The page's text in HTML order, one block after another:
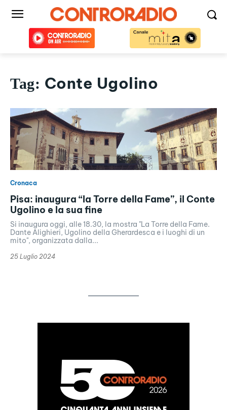
Tag: Conte Ugolino
Cronaca
Pisa: inaugura “la Torre della Fame”, il Conte
Ugolino e la sua fine
Si inaugura oggi, alle 18.30, la mostra "La Torre della Fame.
Dante Alighieri, Ugolino della Gherardesca e i luoghi di un
mito", organizzata dalla...
25 Luglio 2024